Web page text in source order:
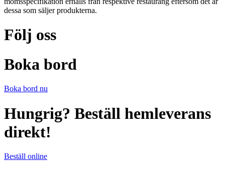
dessa som säljer produkterna.
Följ oss
Boka bord
Boka bord nu
Hungrig? Beställ hemleverans
direkt!
Beställ online